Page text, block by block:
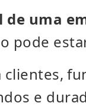
uma
pode
e